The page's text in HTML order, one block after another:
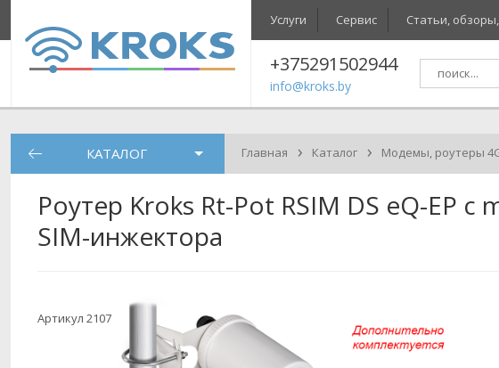
Услуги Сервис Статьи,
+375291502944
info@kroks.by
КАТАЛОГ Главная › Каталог › Модемы, роутеры
Роутер Kroks Rt-Pot RSIM DS eQ-EP
SIM-инжектора
Артикул 2107